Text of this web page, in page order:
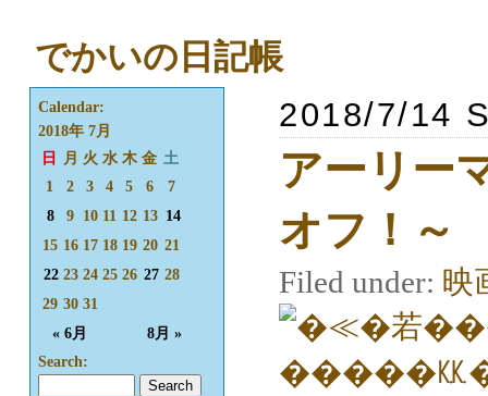
でかいの日記帳
2018/7/14
アーリー
オフ！～
Filed under: 映
Calendar:
2018年 7月
日
月 火 水 木 金 土
« 6月 8月 »
1 2 3 4 5 6
7
8
9 10 11 12 13 14
15 16 17 18 19 20 21
22 23 24 25 26 27 28
29 30 31
Search: